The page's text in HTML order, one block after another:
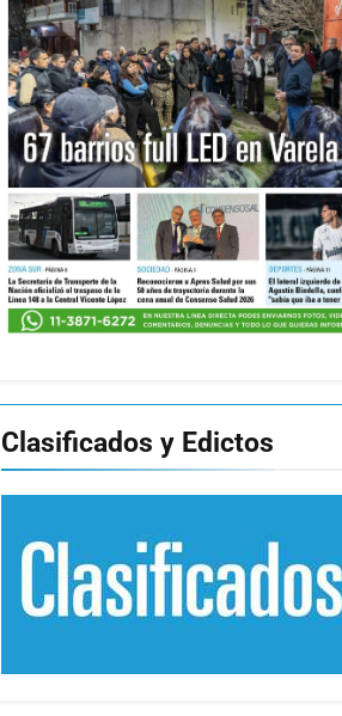
Clasificados y Edictos